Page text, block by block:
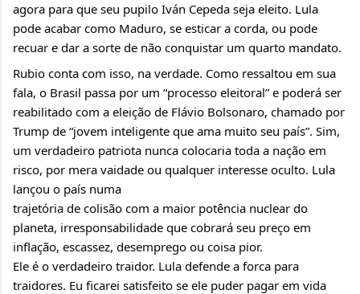
agora para que seu pupilo Iván Cepeda seja eleito. Lula
pode acabar como Maduro, se esticar a corda, ou pode
recuar e dar a sorte de não conquistar um quarto mandato.
Rubio conta com isso, na verdade. Como ressaltou em sua
fala, o Brasil passa por um “processo eleitoral” e poderá ser
reabilitado com a eleição de Flávio Bolsonaro, chamado por
Trump de “jovem inteligente que ama muito seu país”. Sim,
um verdadeiro patriota nunca colocaria toda a nação em
risco, por mera vaidade ou qualquer interesse oculto. Lula
lançou o país numa
trajetória de colisão com a maior potência nuclear do
planeta, irresponsabilidade que cobrará seu preço em
inflação, escassez, desemprego ou coisa pior.
Ele é o verdadeiro traidor. Lula defende a forca para
traidores. Eu ficarei satisfeito se ele puder pagar em vida